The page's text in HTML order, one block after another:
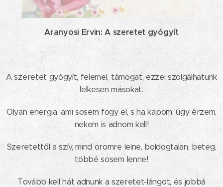
Aranyosi Ervin: A szeretet gyógyít
A szeretet gyógyít, felemel, támogat, ezzel szolgálhatunk
lelkesen másokat.
Olyan energia, ami sosem fogy el, s ha kapom, úgy érzem,
nekem is adnom kell!
Szeretettől a szív, mind örömre lelne, boldogtalan, beteg,
többé sosem lenne!
Tovább kell hát adnunk a szeretet-lángot, és jobbá